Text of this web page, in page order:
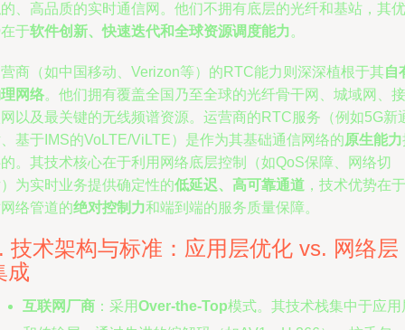
、高品质的实时通信网。他们不拥有底层的光纤和基站，其优
于软件创新、快速迭代和全球资源调度能力 。
商（如中国移动、Verizon等）的RTC能力则深深植根于其自
网络。他们拥有覆盖全国乃至全球的光纤骨干网、城域网、接
以及最关键的无线频谱资源。运营商的RTC服务（例如5G新
基于IMS的VoLTE/ViLTE）是作为其基础通信网络的原生能力
。其技术核心在于利用网络底层控制（如QoS保障、网络切
为实时业务提供确定性的低延迟、高可靠通道 ，技术优势在于
络管道的绝对控制力和端到端的服务质量保障。
技术架构与标准：应用层优化 vs. 网络层
成
互联网厂商 ：采用Over-the-Top模式。其技术栈集中于应用